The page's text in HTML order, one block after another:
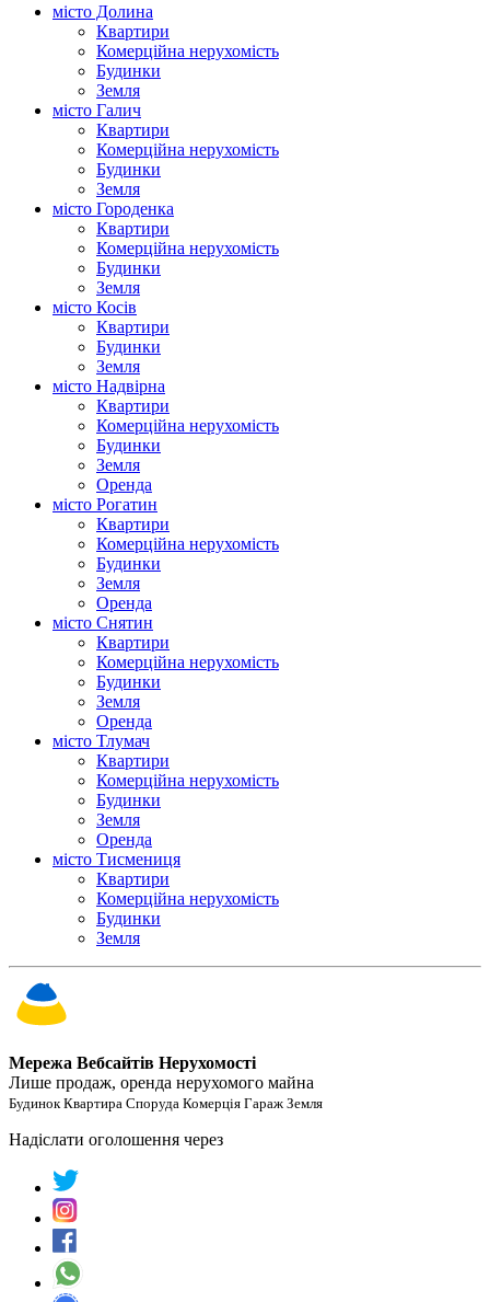
місто Долина
Квартири
Комерційна нерухомість
Будинки
Земля
місто Галич
Квартири
Комерційна нерухомість
Будинки
Земля
місто Городенка
Квартири
Комерційна нерухомість
Будинки
Земля
місто Косів
Квартири
Будинки
Земля
місто Надвірна
Квартири
Комерційна нерухомість
Будинки
Земля
Оренда
місто Рогатин
Квартири
Комерційна нерухомість
Будинки
Земля
Оренда
місто Снятин
Квартири
Комерційна нерухомість
Будинки
Земля
Оренда
місто Тлумач
Квартири
Комерційна нерухомість
Будинки
Земля
Оренда
місто Тисмениця
Квартири
Комерційна нерухомість
Будинки
Земля
Мережа Вебсайтів Нерухомості
Лише продаж, оренда нерухомого майна
Будинок Квартира Споруда Комерція Гараж Земля
Надіслати оголошення через